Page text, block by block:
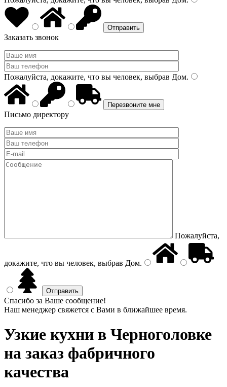
Заказать звонок
Пожалуйста, докажите, что вы человек, выбрав Дом.
Письмо директору
Пожалуйста,
докажите, что вы человек, выбрав Дом.
Спасибо за Ваше сообщение!
Наш менеджер свяжется с Вами в ближайшее время.
Узкие кухни в Черноголовке
на заказ фабричного
качества